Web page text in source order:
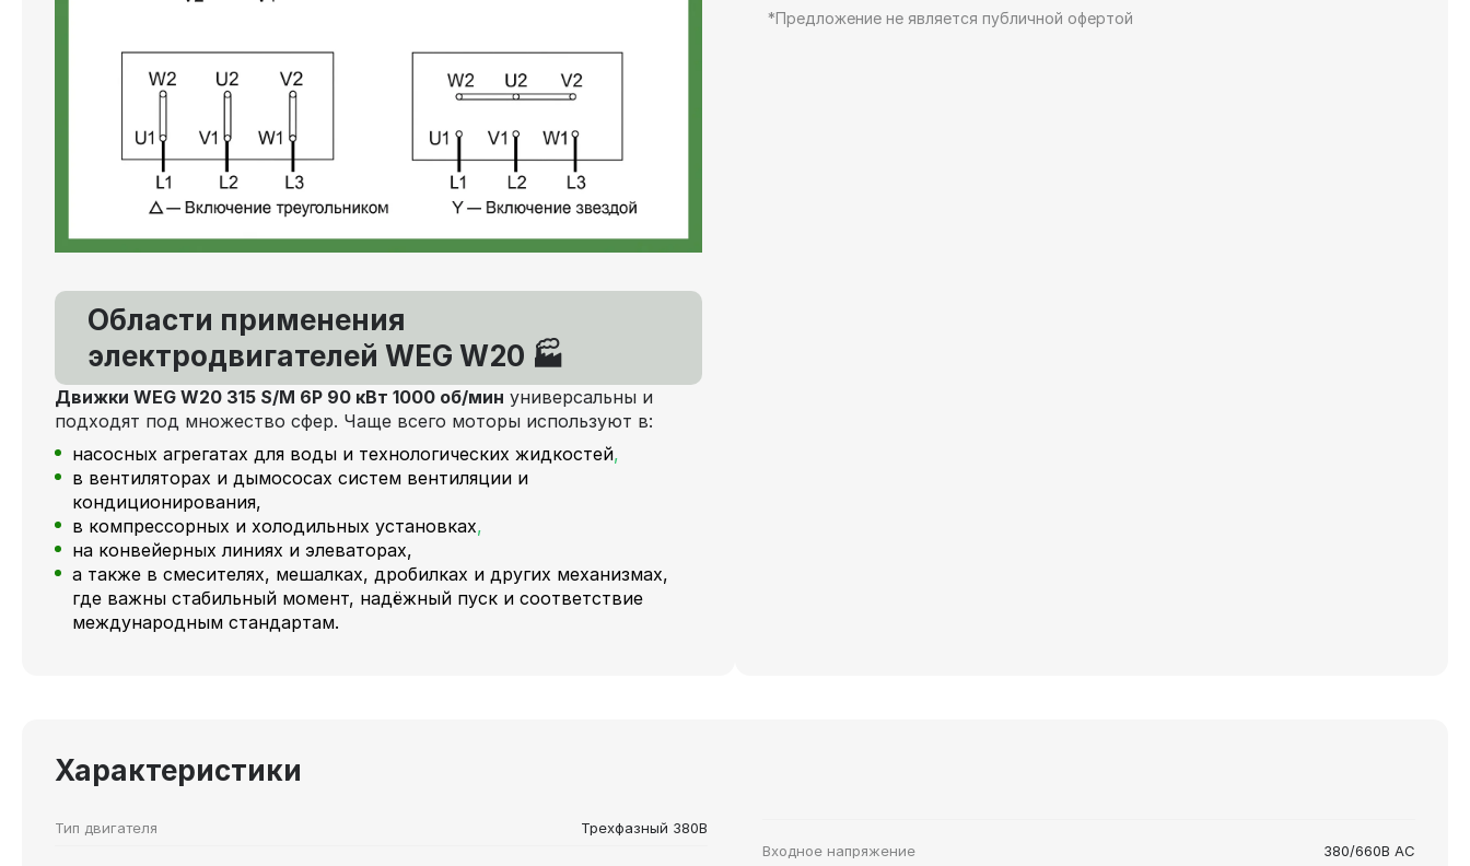
Области применения
электродвигателей WEG W20 🏭
Движки WEG W20 315 S/M 6P 90 кВт 1000 об/мин универсальны и
подходят под множество сфер. Чаще всего моторы используют в:
насосных агрегатах для воды и технологических жидкостей,
в вентиляторах и дымососах систем вентиляции и
кондиционирования,
в компрессорных и холодильных установках,
на конвейерных линиях и элеваторах,
а также в смесителях, мешалках, дробилках и других механизмах,
где важны стабильный момент, надёжный пуск и соответствие
международным стандартам.
*Предложение не является публичной офертой
Характеристики
Тип двигателя
Трехфазный 380В
Входное напряжение
380/660В AC